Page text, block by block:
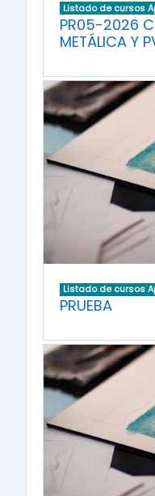
Listado de cursos
PR05-2026
METÁLICA Y
Listado de cursos
PRUEBA